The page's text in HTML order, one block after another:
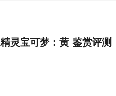
精灵宝可梦：黄 鉴赏评测